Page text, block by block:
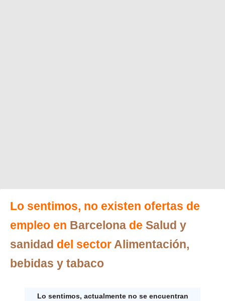
Lo sentimos, no existen ofertas de
empleo en Barcelona de Salud y
sanidad del sectorAlimentación,
bebidas y tabaco
Lo sentimos, actualmente no se encuentran